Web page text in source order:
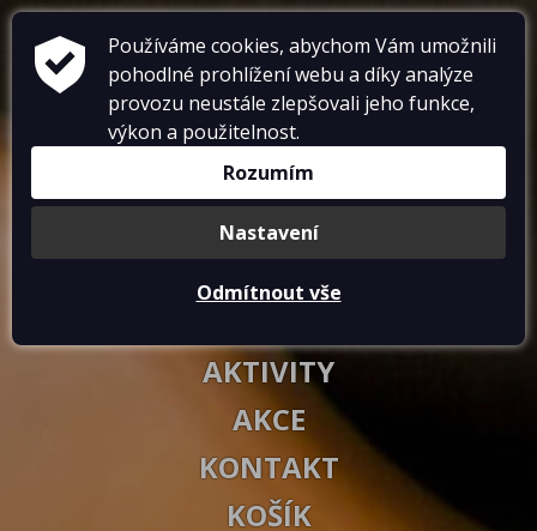
RESTAURACE
UBYTOVÁNÍ
GALERIE
AKTIVITY
AKCE
KONTAKT
KOŠÍK
Používáme cookies, abychom Vám umožnili
pohodlné prohlížení webu a díky analýze
provozu neustále zlepšovali jeho funkce,
výkon a použitelnost.
Rozumím
Nastavení
Odmítnout vše